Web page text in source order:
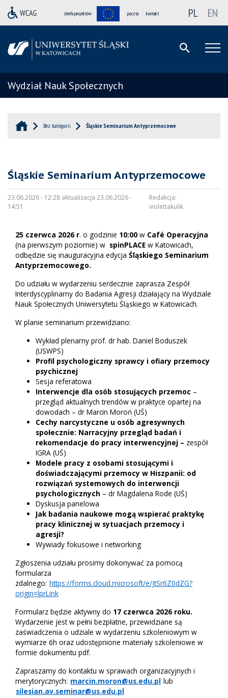
strefa projektów poczta kontakt PL EN
Wydział Nauk Społecznych
Bez kategorii Śląskie Seminarium Antyprzemocowe
Śląskie Seminarium Antyprzemocowe
23.06.2026 - 12:28 aktualizacja 23.06.2026 -
14:51
Redakcja:
violettakulik
25 czerwca 2026 r. o godzinie 10:00 w Café Operacyjna
(na pierwszym poziomie) w spinPLACE w Katowicach,
odbędzie się inauguracyjna edycja Śląskiego Seminarium
Antyprzemocowego.
Do udziału w wydarzeniu serdecznie zaprasza Zespół
Interdyscyplinarny do Badania Agresji działający na Wydziale
Nauk Społecznych Uniwersytetu Śląskiego w Katowicach.
W planie seminarium przewidziano:
Wykład plenarny prof. dr hab. Daniel Boduszek
(USWPS)
Profil psychologiczny sprawcy i ofiary przemocy
psychicznej
Sesja referatowa
Interwencje dla osób stosujących przemoc –
przegląd aktualnych trendów w praktyce opartej na
dowodach – dr Marcin Moroń (UŚ)
Cechy narcystyczne u osób agresywnych
społecznie: Narracyjny przegląd badań i
rekomendacje do pracy interwencyjnej – zespół
IGRA (UŚ)
Modele pracy z osobami stosującymi i
doświadczającymi przemocy w Hiszpanii: od
rozwiązań systemowych do interwencji
psychologicznych – dr Magdalena Rode (UŚ)
Dyskusja panelowa
Jak badania naukowe mogą wspierać praktykę
pracy klinicznej w sytuacjach przemocy i
agresji?
Wywiady fokusowe i networking
Zgłoszenia udziału prosimy dokonywać za pomocą
formularza
zdalnego: https://forms.cloud.microsoft/e/JtSr6Z0dZG?
origin=lprLink
Formularz będzie aktywny do 17 czerwca 2026 roku.
Wydarzenie jest w pełni bezpłatne, przewidziane są
zaświadczenia o udziale w wydarzeniu szkoleniowym w
wymiarze 6h oraz udostępnione materiały szkoleniowe w
formie dokumentu pdf.
Zapraszamy do kontaktu w sprawach organizacyjnych i
merytorycznych: marcin.moron@us.edu.pl lub
silesian.av.seminar@us.edu.pl